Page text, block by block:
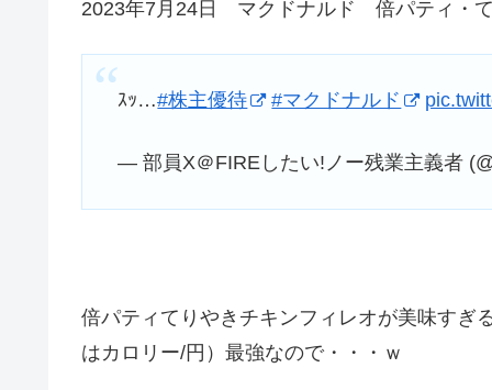
2023年7月24日 マクドナルド 倍パティ・
ｽｯ…#株主優待 #マクドナルド
— 部員X＠FIREしたい!ノー残業主義者
倍パティてりやきチキンフィレオが美味すぎ
はカロリー/円）最強なので・・・ｗ